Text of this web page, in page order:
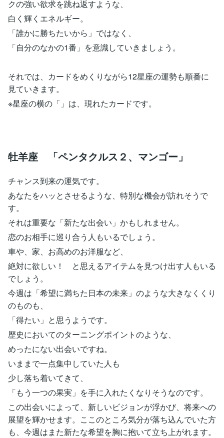
クの強い欲求を跳ね返すような、
白く輝くエネルギー。
「誰かに勝ちたいから」ではなく、
「自分のなかの1番」を意識していきましょう。
それでは、カードをめくりながら12星座の運勢も順番に
見ていきます。
※星座の横の「」は、現れたカードです。
牡羊座 「ペンタクルス２、マンゴー」
チャンス到来の運気です。
あなたをハッとさせるような、特別な機会が訪れそうで
す。
それは重要な「新たな出会い」かもしれません。
恋のお相手に巡り合う人もいるでしょう。
車や、家、お高めのお洋服など、
絶対に欲しい！ と思えるアイテムを見つけ出す人もいる
でしょう。
今週は「希望に満ちた日本の未来」のような大きなくくり
のものも、
「得たい」と思うようです。
歴史においてのターニングポイントのような、
めったにない出会いですね。
いままで一点集中していた人も
少し落ち着いてきて、
「もう一つの果実」を手に入れたくなりそうなのです。
この出会いによって、新しいビジョンが浮かび、将来への
展望を輝かせます。ここのところ気分が落ち込んでいた方
も、今週はまた新たな希望を胸に抱いて立ち上がれます。